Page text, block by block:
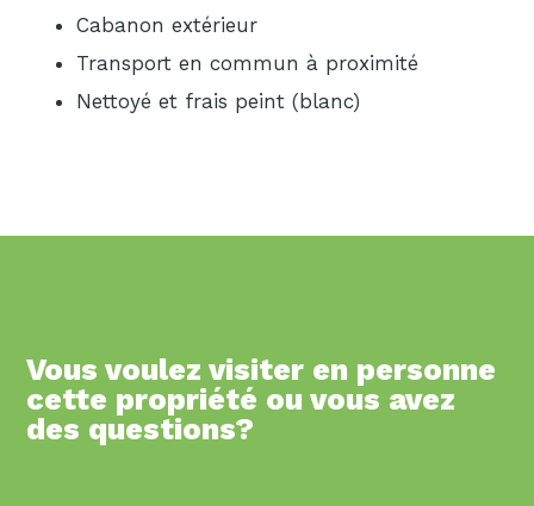
Cabanon extérieur
Transport en commun à proximité
Nettoyé et frais peint (blanc)
Vous voulez visiter en personne
cette propriété ou vous avez
des questions?